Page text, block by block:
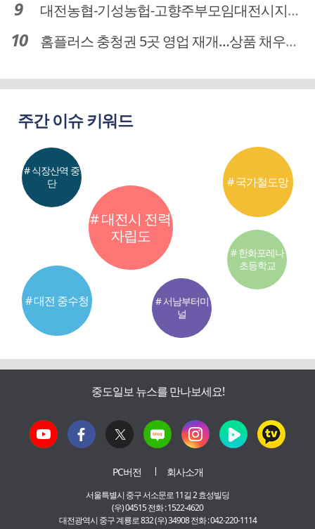
대전농협-기성농헙-고향주부모임대전시지회, 이심점심 중식지원 봉사활동
홈플러스 충청권 5곳 영업 재개…상품 채우기 ‘속도전’
주간 이슈 키워드
# 대전시 전력
자립도
# 대전 중수청
# 국가철도망
# 식장산역 중
단
# 서남부터미
널
# 한화포레나
초등학교
중도일보 뉴스를 만나보세요!
PC버전 회사소개
서울특별시 중구 서소문로 11길 2 효성빌딩
(우) 04515 전화 : 1522-4620
대전광역시 중구 계룡로 832 (우) 34908 전화 : 042-220-1114